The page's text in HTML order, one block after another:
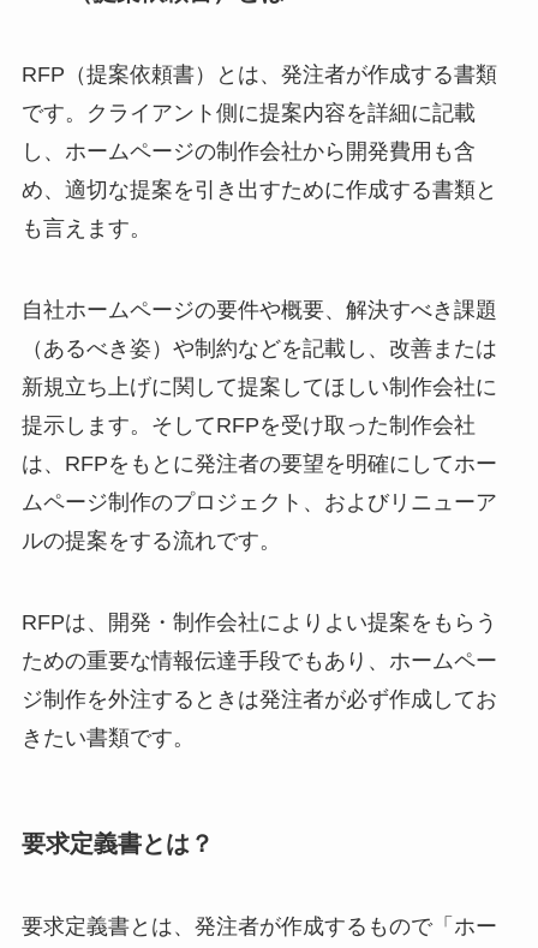
RFP（提案依頼書）とは、発注者が作成する書類
です。クライアント側に提案内容を詳細に記載
し、ホームページの制作会社から開発費用も含
め、適切な提案を引き出すために作成する書類と
も言えます。
自社ホームページの要件や概要、解決すべき課題
（あるべき姿）や制約などを記載し、改善または
新規立ち上げに関して提案してほしい制作会社に
提示します。そしてRFPを受け取った制作会社
は、RFPをもとに発注者の要望を明確にしてホー
ムページ制作のプロジェクト、およびリニューア
ルの提案をする流れです。
RFPは、開発・制作会社によりよい提案をもらう
ための重要な情報伝達手段でもあり、ホームペー
ジ制作を外注するときは発注者が必ず作成してお
きたい書類です。
要求定義書とは？
要求定義書とは、発注者が作成するもので「ホー